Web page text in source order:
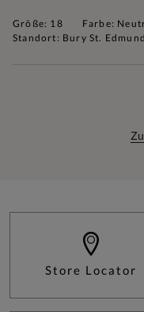
Größe: 18 Farbe:
Standort: Bury St.
Store Locator